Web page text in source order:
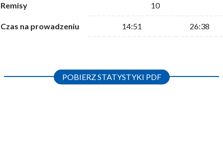
Remisy 10
Czas na prowadzeniu 14:51 26:38
POBIERZ STATYSTYKI PDF